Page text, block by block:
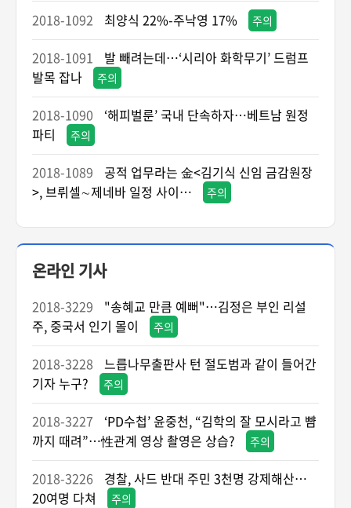
2018-1092 최양식 22%-주낙영 17% 주의
2018-1091
발 빼려는데…‘시리아 화학무기’ 드럼프
발목 잡나
주의
2018-1090
‘해피벌룬’ 국내 단속하자…베트남 원정
파티
주의
2018-1089
공적 업무라는 金<김기식 신임 금감원장
>, 브뤼셀∼제네바 일정 사이…
주의
온라인 기사
2018-3229
"송혜교 만큼 예뻐"…김정은 부인 리설
주, 중국서 인기 몰이
주의
2018-3228
느릅나무출판사 턴 절도범과 같이 들어간
기자 누구?
주의
2018-3227
‘PD수첩’ 윤중천, “김학의 잘 모시라고 뺨
까지 때려”…性관계 영상 촬영은 상습?
주의
2018-3226
경찰, 사드 반대 주민 3천명 강제해산…
20여명 다쳐
주의